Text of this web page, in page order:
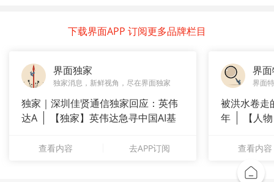
下载界面APP 订阅更多品牌栏目
界面独家
独家消息，新鲜视角，尽在界面独家
独家｜深圳佳贤通信独家回应：英伟
达A
【独家】英伟达急寻中国AI基
查看内容 去APP订阅
界
界面
被洪水卷走
年
【人
查看内容